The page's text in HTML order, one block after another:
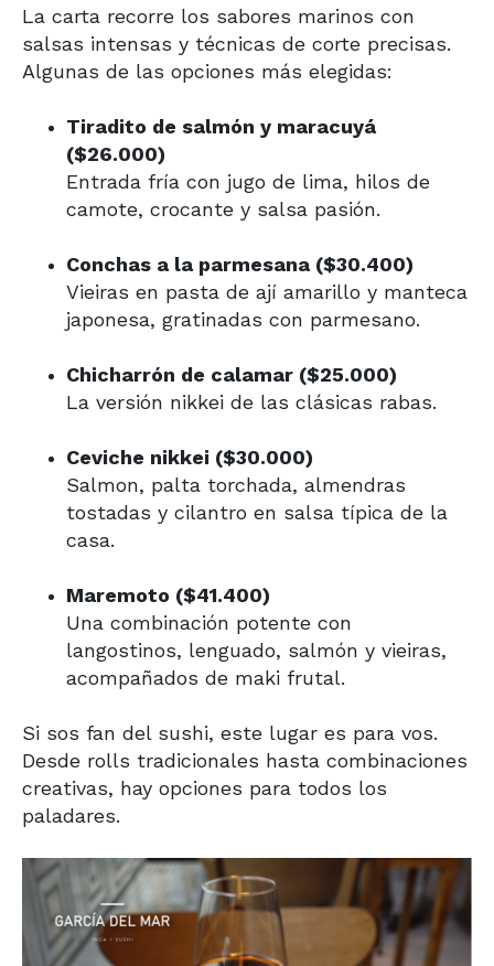
La carta recorre los sabores marinos con
salsas intensas y técnicas de corte precisas.
Algunas de las opciones más elegidas:
Tiradito de salmón y maracuyá
($26.000)
Entrada fría con jugo de lima, hilos de
camote, crocante y salsa pasión.
Conchas a la parmesana ($30.400)
Vieiras en pasta de ají amarillo y manteca
japonesa, gratinadas con parmesano.
Chicharrón de calamar ($25.000)
La versión nikkei de las clásicas rabas.
Ceviche nikkei ($30.000)
Salmon, palta torchada, almendras
tostadas y cilantro en salsa típica de la
casa.
Maremoto ($41.400)
Una combinación potente con
langostinos, lenguado, salmón y vieiras,
acompañados de maki frutal.
Si sos fan del sushi, este lugar es para vos.
Desde rolls tradicionales hasta combinaciones
creativas, hay opciones para todos los
paladares.